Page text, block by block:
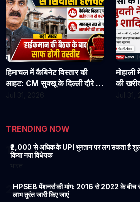
हिमाचल में कैबिनेट विस्तार की
आहट: CM सुक्खू के दिल्ली दौरे से
मोहाली
की
TRENDING NOW
₹2,000 से अधिक के UPI भुगतान पर लग सकता है
किया नया विधेयक
HPSEB पेंशनर्स की मांग: 2016 से 2022 के बीच
लाभ तुरंत जारी किए जाएं